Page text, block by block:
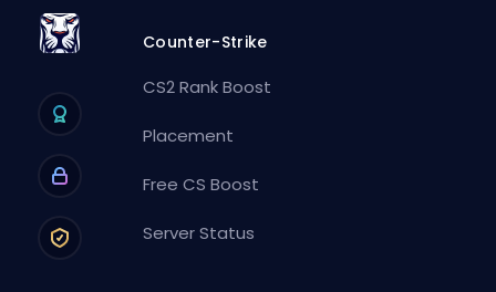
Counter-Strike
CS2 Rank Boost
Placement
Free CS Boost
Server Status